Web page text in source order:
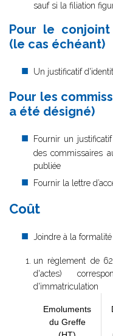
sauf si la filiation
Pour le
(le cas échéant)
Un justificatif
Pour les
a été désigné)
Fournir un
des commissaires
publiée
Fournir la lettre
Coût
Joindre à la formalité
un règlement de
d'actes)
d'immatriculation
Emoluments
du Greffe